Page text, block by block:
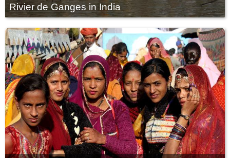
Rivier de Ganges in India